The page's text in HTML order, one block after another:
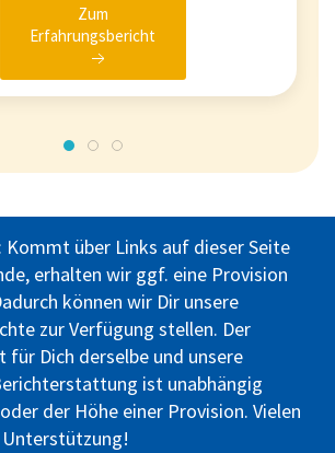
Zum
Erfahrungsbericht
über Links auf dieser Seite
erhalten wir ggf. eine Provision
können wir Dir unsere
zur Verfügung stellen. Der
für Dich derselbe und unsere
ist unabhängig
der Höhe einer Provision. Vielen
Unterstützung!